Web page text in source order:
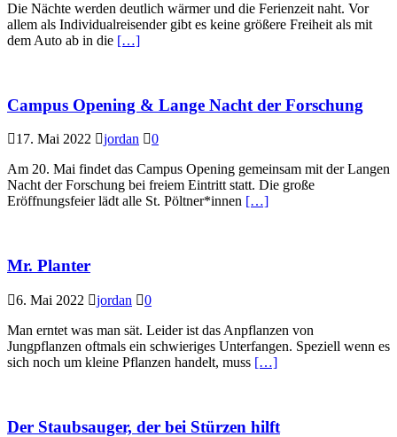
Die Nächte werden deutlich wärmer und die Ferienzeit naht. Vor
allem als Individualreisender gibt es keine größere Freiheit als mit
dem Auto ab in die […]
Campus Opening & Lange Nacht der Forschung
17. Mai 2022 jordan
0
Am 20. Mai findet das Campus Opening gemeinsam mit der Langen
Nacht der Forschung bei freiem Eintritt statt. Die große
Eröffnungsfeier lädt alle St. Pöltner*innen […]
Mr. Planter
6. Mai 2022 jordan
0
Man erntet was man sät. Leider ist das Anpflanzen von
Jungpflanzen oftmals ein schwieriges Unterfangen. Speziell wenn es
sich noch um kleine Pflanzen handelt, muss […]
Der Staubsauger, der bei Stürzen hilft